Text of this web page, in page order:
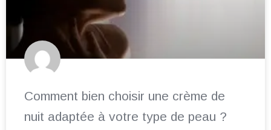
Comment bien choisir une crème de
nuit adaptée à votre type de peau ?